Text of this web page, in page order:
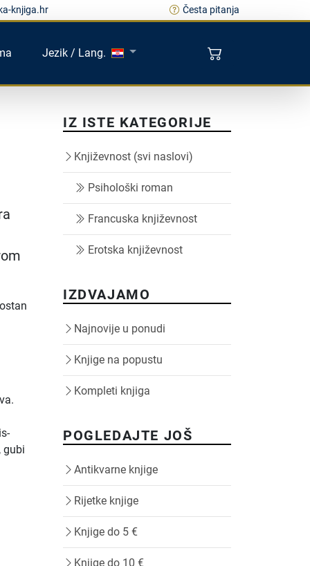
knjiga.hr Česta pitanja
Jezik / Lang.
gubi
IZ ISTE KATEGORIJE
Književnost (svi naslovi)
Psihološki roman
Francuska književnost
Erotska književnost
IZDVAJAMO
Najnovije u ponudi
Knjige na popustu
Kompleti knjiga
POGLEDAJTE JOŠ
Antikvarne knjige
Rijetke knjige
Knjige do 5 €
Knjige do 10 €